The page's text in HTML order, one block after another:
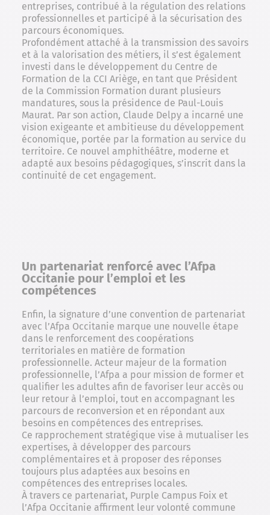
entreprises, contribué à la régulation des relations
professionnelles et participé à la sécurisation des
parcours économiques.
Profondément attaché à la transmission des savoirs
et à la valorisation des métiers, il s’est également
investi dans le développement du Centre de
Formation de la CCI Ariège, en tant que Président
de la Commission Formation durant plusieurs
mandatures, sous la présidence de Paul-Louis
Maurat. Par son action, Claude Delpy a incarné une
vision exigeante et ambitieuse du développement
économique, portée par la formation au service du
territoire. Ce nouvel amphithéâtre, moderne et
adapté aux besoins pédagogiques, s’inscrit dans la
continuité de cet engagement.
Un partenariat renforcé avec l’Afpa
Occitanie pour l’emploi et les
compétences
Enfin, la signature d’une convention de partenariat
avec l’Afpa Occitanie marque une nouvelle étape
dans le renforcement des coopérations
territoriales en matière de formation
professionnelle. Acteur majeur de la formation
professionnelle, l’Afpa a pour mission de former et
qualifier les adultes afin de favoriser leur accès ou
leur retour à l’emploi, tout en accompagnant les
parcours de reconversion et en répondant aux
besoins en compétences des entreprises.
Ce rapprochement stratégique vise à mutualiser les
expertises, à développer des parcours
complémentaires et à proposer des réponses
toujours plus adaptées aux besoins en
compétences des entreprises locales.
À travers ce partenariat, Purple Campus Foix et
l’Afpa Occitanie affirment leur volonté commune